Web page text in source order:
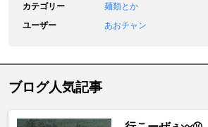
カテゴリー
麺類とか
ユーザー
あおチャン
ブログ人気記事